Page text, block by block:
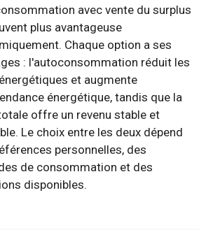
avec vente du surplus
plus avantageuse
Chaque option a ses
: l'autoconsommation réduit les
et augmente
énergétique, tandis que la
offre un revenu stable et
Le choix entre les deux dépend
personnelles, des
de consommation et des
disponibles.